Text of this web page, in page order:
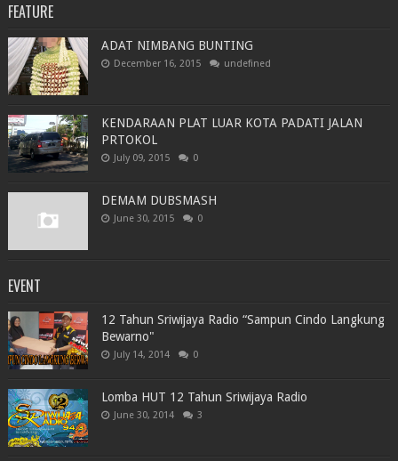
FEATURE
ADAT NIMBANG BUNTING
December 16, 2015 undefined
KENDARAAN PLAT LUAR KOTA PADATI JALAN
PRTOKOL
July 09, 2015 0
DEMAM DUBSMASH
June 30, 2015 0
EVENT
12 Tahun Sriwijaya Radio “Sampun Cindo Langkung
Bewarno"
July 14, 2014 0
Lomba HUT 12 Tahun Sriwijaya Radio
June 30, 2014 3